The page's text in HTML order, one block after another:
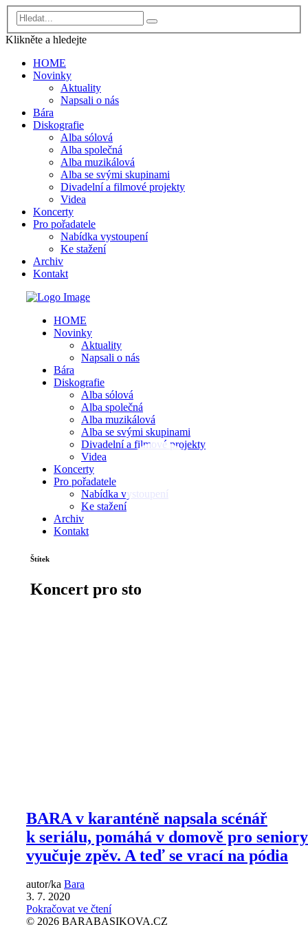
Klikněte a hledejte
HOME
Novinky
Aktuality
Napsali o nás
Bára
Diskografie
Alba sólová
Alba společná
Alba muzikálová
Alba se svými skupinami
Divadelní a filmové projekty
Videa
Koncerty
Pro pořadatele
Nabídka vystoupení
Ke stažení
Archiv
Kontakt
HOME
Novinky
Aktuality
Napsali o nás
Bára
Diskografie
Alba sólová
Alba společná
Alba muzikálová
Alba se svými skupinami
Divadelní a filmové projekty
Videa
Koncerty
Pro pořadatele
Nabídka vystoupení
Ke stažení
Archiv
Kontakt
Štítek
Koncert pro sto
BARA v karanténě napsala scénář
k seriálu, pomáhá v domově pro
vyučuje zpěv. A teď se vrací na pódia
autor/ka Bara
3. 7. 2020
Pokračovat ve čtení
© 2026 BARABASIKOVA.CZ